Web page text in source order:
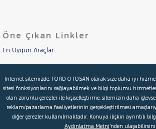
Öne Çıkan Linkler
En Uygun Araçlar
İkinci El Garanti
Kampanyalar
İnternet sitemizde, FORD OTOSAN olarak size daha iyi
sitesi fonksiyonlarını sağlayabilmek ve bilgi toplumu
olan zorunlu çerezler ile kişiselleştirme, sitemizin daha
reklam/pazarlama faaliyetlerinin gerçekleştirilmesi
diğer çerezler kullanılmaktadır. Konuya ilişkin ayrıntılı
Aydınlatma Metni’nden